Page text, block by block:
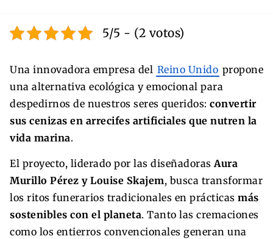
5/5 - (2 votos)
Una innovadora empresa del Reino Unido propone
una alternativa ecológica y emocional para
despedirnos de nuestros seres queridos: convertir
sus cenizas en arrecifes artificiales que nutren la
vida marina.
El proyecto, liderado por las diseñadoras Aura
Murillo Pérez y Louise Skajem, busca transformar
los ritos funerarios tradicionales en prácticas más
sostenibles con el planeta. Tanto las cremaciones
como los entierros convencionales generan una